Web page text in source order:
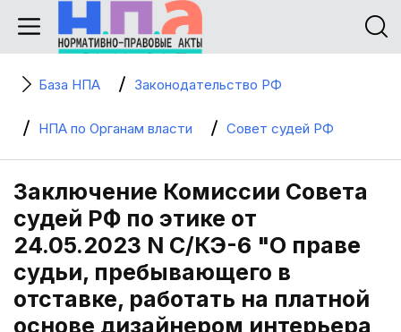
База НПА Законодательство РФ
НПА по Органам власти Совет судей РФ
Заключение Комиссии Совета
судей РФ по этике от
24.05.2023 N С/КЭ-6 "О праве
судьи, пребывающего в
отставке, работать на платной
основе дизайнером интерьера